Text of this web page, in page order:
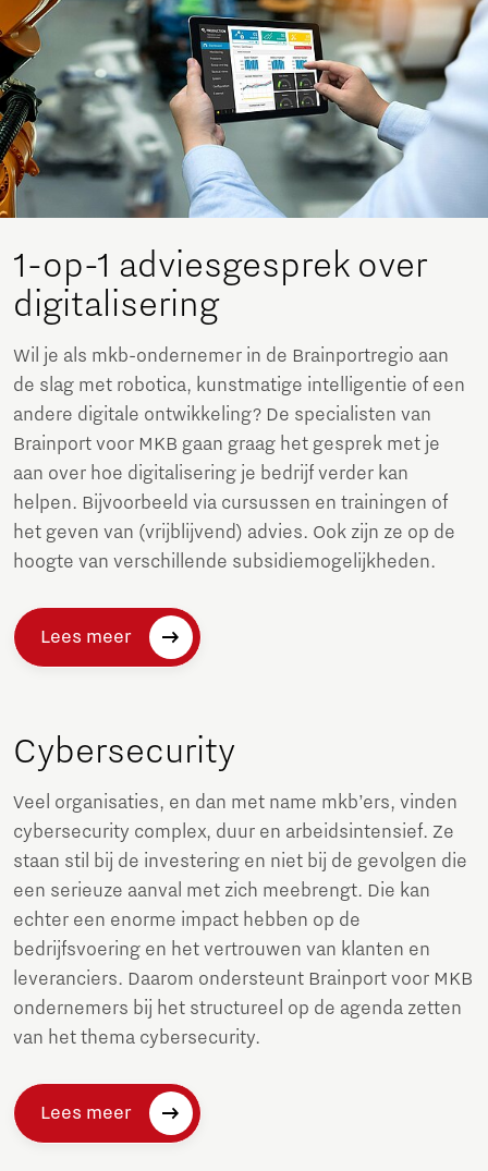
1-op-1 adviesgesprek over
digitalisering
Wil je als mkb-ondernemer in de Brainportregio aan
de slag met robotica, kunstmatige intelligentie of een
andere digitale ontwikkeling? De specialisten van
Brainport voor MKB gaan graag het gesprek met je
aan over hoe digitalisering je bedrijf verder kan
helpen. Bijvoorbeeld via cursussen en trainingen of
het geven van (vrijblijvend) advies. Ook zijn ze op de
hoogte van verschillende subsidiemogelijkheden.
Lees meer
Cybersecurity
Veel organisaties, en dan met name mkb’ers, vinden
cybersecurity complex, duur en arbeidsintensief. Ze
staan stil bij de investering en niet bij de gevolgen die
een serieuze aanval met zich meebrengt. Die kan
echter een enorme impact hebben op de
bedrijfsvoering en het vertrouwen van klanten en
leveranciers. Daarom ondersteunt Brainport voor MKB
ondernemers bij het structureel op de agenda zetten
van het thema cybersecurity.
Lees meer